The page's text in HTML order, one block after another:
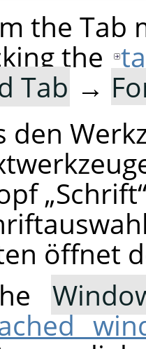
the Tab
the
Tab →
den
„Schrift“
öffnet